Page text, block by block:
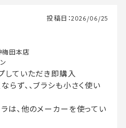
投稿日：2026/06/25
梅田本店
していただき即購入
らず、、ブラシも小さく使い
は、他のメーカーを使ってい